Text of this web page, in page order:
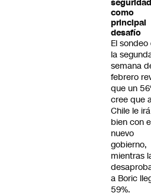
seguridad
como
principal
desafío
El sondeo
la
semana
febrero
que un
cree que
Chile le irá
bien con
nuevo
gobierno,
mientras
a Boric
59%.